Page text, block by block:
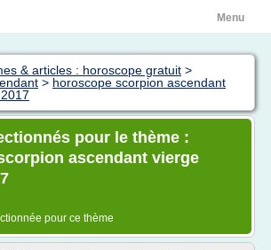
Menu
& articles : horoscope gratuit >
> horoscope scorpion ascendant
pour le thème :
ascendant vierge
pour ce thème